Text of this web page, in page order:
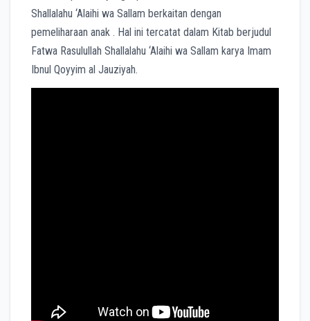
Shallalahu ‘Alaihi wa Sallam berkaitan dengan
pemeliharaan anak . Hal ini tercatat dalam Kitab berjudul
Fatwa Rasulullah Shallalahu ‘Alaihi wa Sallam karya Imam
Ibnul Qoyyim al Jauziyah.